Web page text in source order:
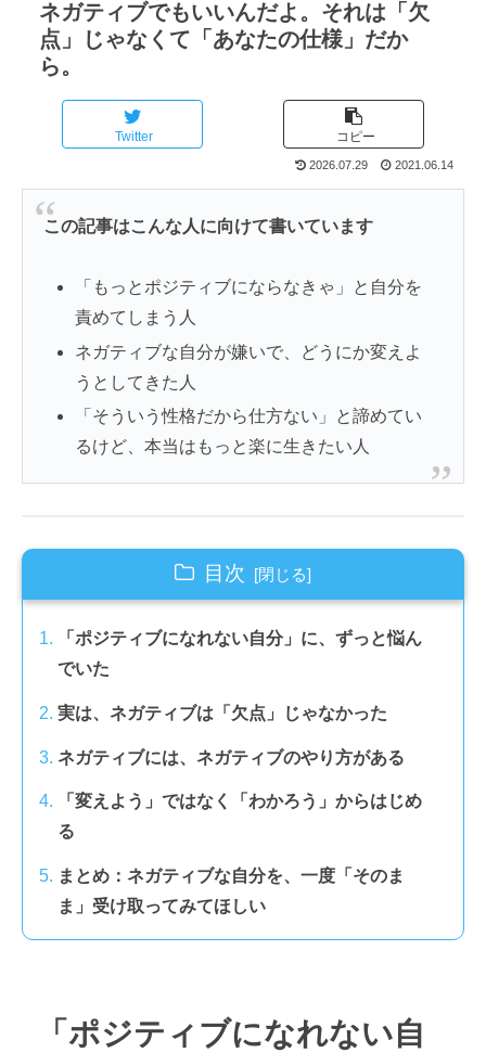
ネガティブでもいいんだよ。それは「欠
点」じゃなくて「あなたの仕様」だか
ら。
Twitter コピー
2026.07.29 2021.06.14
この記事はこんな人に向けて書いています
「もっとポジティブにならなきゃ」と自分を
責めてしまう人
ネガティブな自分が嫌いで、どうにか変えよ
うとしてきた人
「そういう性格だから仕方ない」と諦めてい
るけど、本当はもっと楽に生きたい人
目次
「ポジティブになれない自分」に、ずっと悩ん
でいた
実は、ネガティブは「欠点」じゃなかった
ネガティブには、ネガティブのやり方がある
「変えよう」ではなく「わかろう」からはじめ
る
まとめ：ネガティブな自分を、一度「そのま
ま」受け取ってみてほしい
「ポジティブになれない自